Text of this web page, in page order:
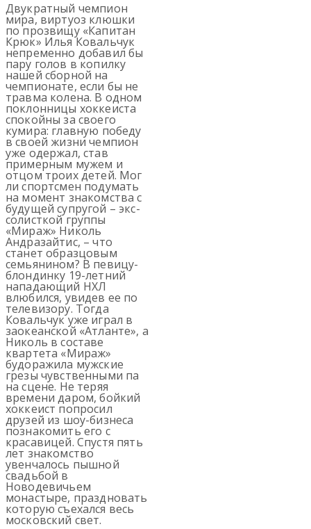
Двукратный чемпион
мира, виртуоз клюшки
по прозвищу «Капитан
Крюк» Илья Ковальчук
непременно добавил бы
пару голов в копилку
нашей сборной на
чемпионате, если бы не
травма колена. В одном
поклонницы хоккеиста
спокойны за своего
кумира: главную победу
в своей жизни чемпион
уже одержал, став
примерным мужем и
отцом троих детей. Мог
ли спортсмен подумать
на момент знакомства с
будущей супругой – экс-
солисткой группы
«Мираж» Николь
Андразайтис, – что
станет образцовым
семьянином? В певицу-
блондинку 19-летний
нападающий НХЛ
влюбился, увидев ее по
телевизору. Тогда
Ковальчук уже играл в
заокеанской «Атланте», а
Николь в составе
квартета «Мираж»
будоражила мужские
грезы чувственными па
на сцене. Не теряя
времени даром, бойкий
хоккеист попросил
друзей из шоу-бизнеса
познакомить его с
красавицей. Спустя пять
лет знакомство
увенчалось пышной
свадьбой в
Новодевичьем
монастыре, праздновать
которую съехался весь
московский свет.